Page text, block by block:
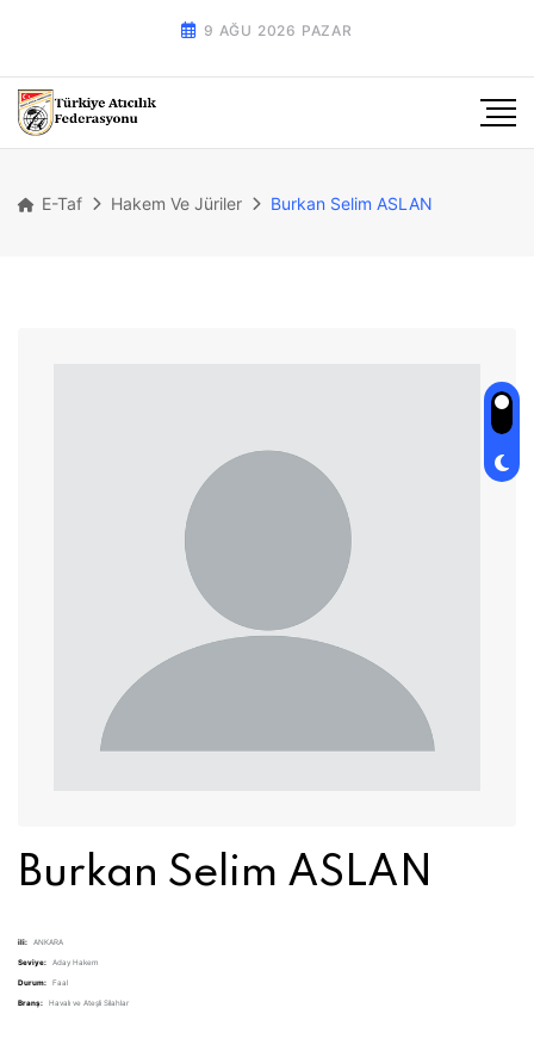
9 AĞU 2026 PAZAR
E-Taf Hakem Ve Jüriler Burkan Selim ASLAN
Burkan Selim ASLAN
ili: ANKARA
Seviye: Aday Hakem
Durum: Faal
Branş: Havalı ve Ateşli Silahlar